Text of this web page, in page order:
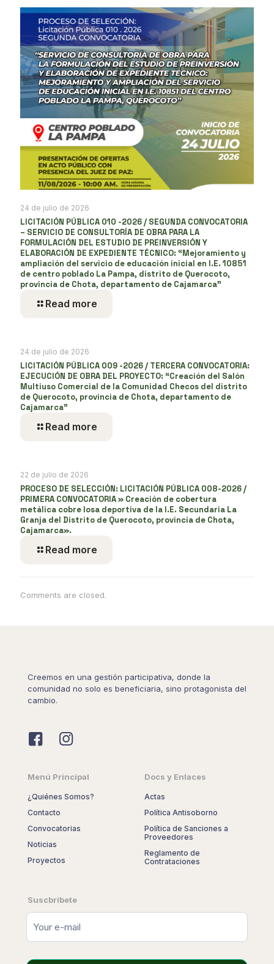
24 de julio de 2026
LICITACIÓN PÚBLICA 010 -2026 / SEGUNDA CONVOCATORIA
– SERVICIO DE CONSULTORÍA DE OBRA PARA LA
FORMULACIÓN DEL ESTUDIO DE PREINVERSIÓN Y
ELABORACIÓN DE EXPEDIENTE TÉCNICO: “Mejoramiento y
ampliación del servicio de educación inicial en I.E. 10851
de centro poblado La Pampa, distrito de Querocoto,
provincia de Chota, departamento de Cajamarca”
Read more
24 de julio de 2026
LICITACIÓN PÚBLICA 009 -2026 / TERCERA CONVOCATORIA:
EJECUCIÓN DE OBRA DEL PROYECTO: “Creación del Salón
Multiuso Comercial de la Comunidad Checos del distrito
de Querocoto, provincia de Chota, departamento de
Cajamarca”
Read more
22 de julio de 2026
PROCESO DE SELECCIÓN: LICITACIÓN PÚBLICA 008-2026 /
PRIMERA CONVOCATORIA » Creación de cobertura
metálica cobre losa deportiva de la I.E. Secundaria La
Granja del Distrito de Querocoto, provincia de Chota,
Cajamarca».
Read more
Comments are closed.
Creemos en una gestión participativa, donde la
comunidad no solo es beneficiaria, sino protagonista del
cambio.
Menú Principal
¿Quiénes Somos?
Contacto
Convocatorias
Noticias
Proyectos
Docs y Enlaces
Actas
Política Antisoborno
Política de Sanciones a
Proveedores
Reglamento de
Contrataciones
Suscbríbete